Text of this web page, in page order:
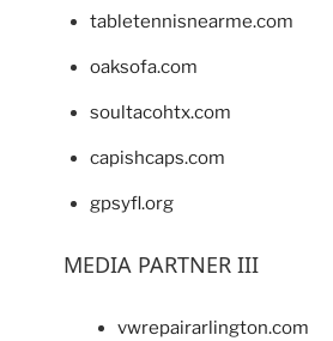
tabletennisnearme.com
oaksofa.com
soultacohtx.com
capishcaps.com
gpsyfl.org
MEDIA PARTNER III
vwrepairarlington.com